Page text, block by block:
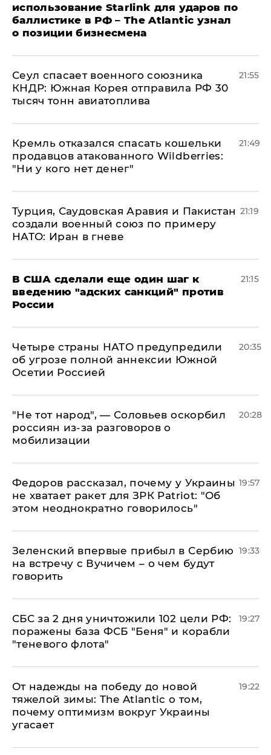
использование Starlink для ударов по
баллистике в РФ – The Atlantic узнал
о позиции бизнесмена
​Сеул спасает военного союзника
КНДР: Южная Корея отправила РФ 30
тысяч тонн авиатоплива
21:55
Кремль отказался спасать кошельки
продавцов атакованного Wildberries:
"Ни у кого нет денег"
21:49
Турция, Саудовская Аравия и Пакистан
создали военный союз по примеру
НАТО: Иран в гневе
21:19
В США сделали еще один шаг к
введению "адских санкций" против
России
21:15
Четыре страны НАТО предупредили
об угрозе полной аннексии Южной
Осетии Россией
20:35
​"Не тот народ", — Соловьев оскорбил
россиян из-за разговоров о
мобилизации
20:28
Федоров рассказал, почему у Украины
не хватает ракет для ЗРК Patriot: "Об
этом неоднократно говорилось"
19:57
Зеленский впервые прибыл в Сербию
на встречу с Вучичем – о чем будут
говорить
19:33
СБС за 2 дня уничтожили 102 цели РФ:
поражены база ФСБ "Беня" и корабли
"теневого флота"
19:27
От надежды на победу до новой
тяжелой зимы: The Atlantic о том,
почему оптимизм вокруг Украины
угасает
19:22